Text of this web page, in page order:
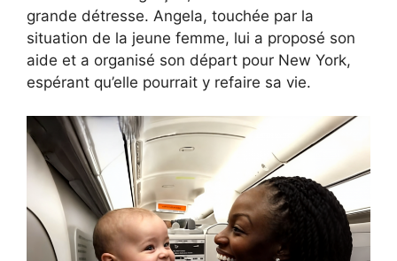
grande détresse. Angela, touchée par la
situation de la jeune femme, lui a proposé son
aide et a organisé son départ pour New York,
espérant qu’elle pourrait y refaire sa vie.